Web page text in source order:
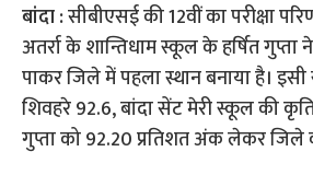
बांदा :सीबीएसई की 12वीं का परीक्षा
अतर्रा के शान्तिधाम स्कूल के हर्षित
पाकर जिले में पहला स्थान बनाया है।
शिवहरे 92.6, बांदा सेंट मेरी स्कूल की
गुप्ता को 92.20 प्रतिशत अंक लेकर जिले